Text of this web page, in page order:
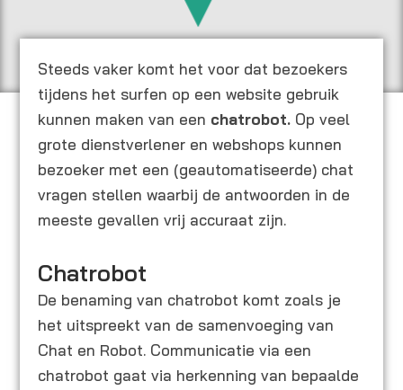
Steeds vaker komt het voor dat bezoekers
tijdens het surfen op een website gebruik
kunnen maken van een chatrobot. Op veel
grote dienstverlener en webshops kunnen
bezoeker met een (geautomatiseerde) chat
vragen stellen waarbij de antwoorden in de
meeste gevallen vrij accuraat zijn.
Chatrobot
De benaming van chatrobot komt zoals je
het uitspreekt van de samenvoeging van
Chat en Robot. Communicatie via een
chatrobot gaat via herkenning van bepaalde